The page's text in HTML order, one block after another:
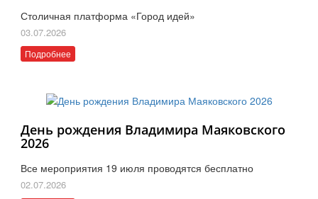
Столичная платформа «Город идей»
03.07.2026
Подробнее
День рождения Владимира Маяковского
2026
Все мероприятия 19 июля проводятся бесплатно
02.07.2026